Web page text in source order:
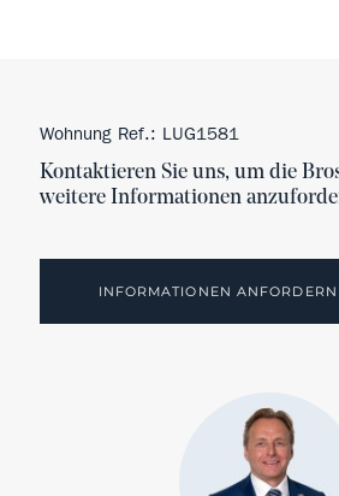
Wohnung Ref.: LUG1581
Kontaktieren Sie uns, um die
weitere Informationen
INFORMATIONEN ANFORDERN